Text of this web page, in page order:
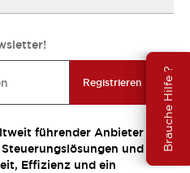
Brauche Hilfe ?
Registrieren
führender Anbieter
und
Effizienz und ein